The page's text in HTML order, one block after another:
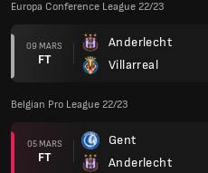
Europa Conference League 22/23
09 MARS
FT
Anderlecht
Villarreal
Belgian Pro League 22/23
05 MARS
FT
Gent
Anderlecht